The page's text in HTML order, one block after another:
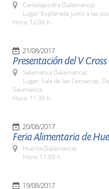
Cantalapiedra (Salamanca)
Lugar: Explanada junto a las
Hora: 12:00 h.
21/08/2017
Presentación del V
Salamanca (Salamanca)
Lugar: Sala de las Comarcas.
Salamanca
Hora: 11:30 h.
20/08/2017
Feria Alimentaria de
Huerta (Salamanca)
Hora: 11:00 h.
19/08/2017